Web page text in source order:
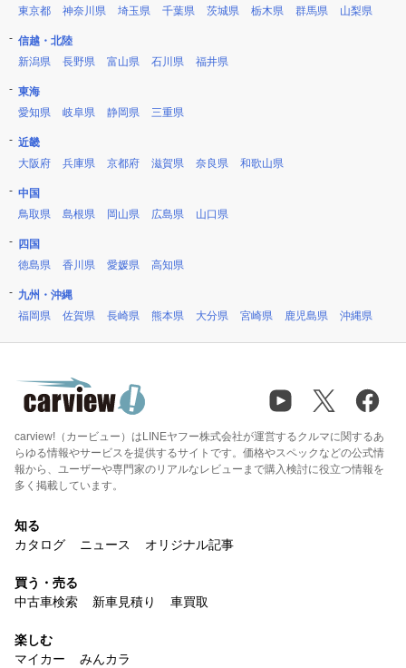
東京都
神奈川県 埼玉県 千葉県 茨城県 栃木県 群馬県 山梨県
信越・北陸
新潟県
長野県 富山県 石川県 福井県
東海
愛知県
岐阜県 静岡県 三重県
近畿
大阪府
兵庫県 京都府 滋賀県 奈良県 和歌山県
中国
鳥取県
島根県 岡山県 広島県 山口県
四国
徳島県
香川県 愛媛県 高知県
九州・沖縄
福岡県
佐賀県 長崎県 熊本県 大分県 宮崎県 鹿児島県 沖縄県
carview!（カービュー）はLINEヤフー株式会社が運営するクルマに関するあ
らゆる情報やサービスを提供するサイトです。価格やスペックなどの公式情
報から、ユーザーや専門家のリアルなレビューまで購入検討に役立つ情報を
多く掲載しています。
知る
カタログ
ニュース オリジナル記事
買う・売る
中古車検索
新車見積り 車買取
楽しむ
マイカー
みんカラ